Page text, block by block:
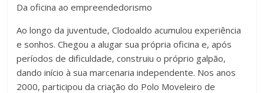
Da oficina ao empreendedorismo
Ao longo da juventude, Clodoaldo acumulou experiência
e sonhos. Chegou a alugar sua própria oficina e, após
períodos de dificuldade, construiu o próprio galpão,
dando início à sua marcenaria independente. Nos anos
2000, participou da criação do Polo Moveleiro de